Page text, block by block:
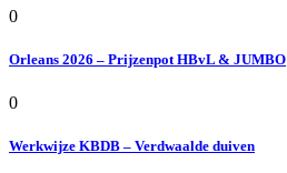
0
Orleans 2026 – Prijzenpot HBvL & JUMBO
0
Werkwijze KBDB – Verdwaalde duiven